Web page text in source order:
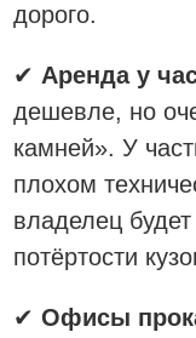
дорого.
✔ Аренда у
дешевле, но
камней». У
плохом
владелец
потёртости
✔Офисы